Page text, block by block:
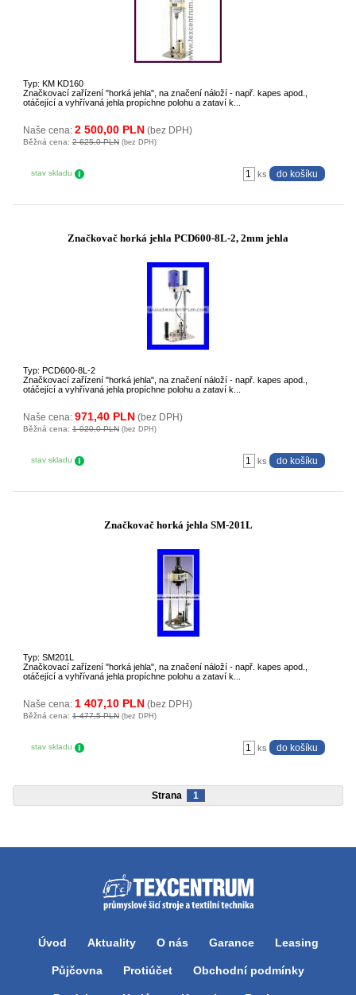
Typ: KM KD160
Značkovací zařízení "horká jehla", na značení náloží - např. kapes apod.,
otáčející a vyhřívaná jehla propíchne polohu a zataví k...
Naše cena: 2 500,00 PLN (bez DPH)
Běžná cena: 2 625,0 PLN (bez DPH)
stav skladu ks
Značkovač horká jehla PCD600-8L-2, 2mm jehla
Typ: PCD600-8L-2
Značkovací zařízení "horká jehla", na značení náloží - např. kapes apod.,
otáčející a vyhřívaná jehla propíchne polohu a zataví k...
Naše cena: 971,40 PLN (bez DPH)
Běžná cena: 1 020,0 PLN (bez DPH)
stav skladu ks
Značkovač horká jehla SM-201L
Typ: SM201L
Značkovací zařízení "horká jehla", na značení náloží - např. kapes apod.,
otáčející a vyhřívaná jehla propíchne polohu a zataví k...
Naše cena: 1 407,10 PLN (bez DPH)
Běžná cena: 1 477,5 PLN (bez DPH)
stav skladu ks
Strana 1
Úvod Aktuality O nás Garance Leasing
Půjčovna Protiúčet Obchodní podmínky